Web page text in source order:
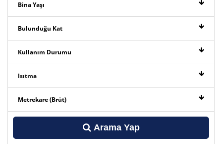
Bina Yaşı
Bulunduğu Kat
Kullanım Durumu
Isıtma
Metrekare (Brüt)
Arama Yap